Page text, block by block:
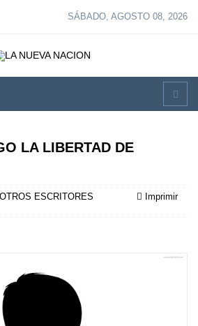
SÁBADO, AGOSTO 08, 2026
LA LIBERTAD DE
Imprimir
OTROS ESCRITORES